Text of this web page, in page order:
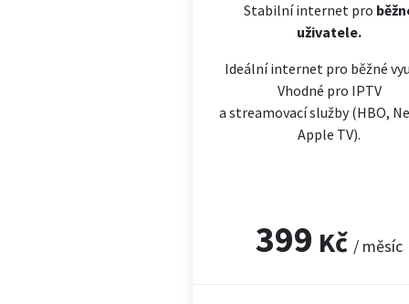
Stabilní internet pro
uživatele.
Ideální internet pro běžné
Vhodné pro IPTV
a streamovací služby (HBO,
Apple TV).
399 Kč / měsíc